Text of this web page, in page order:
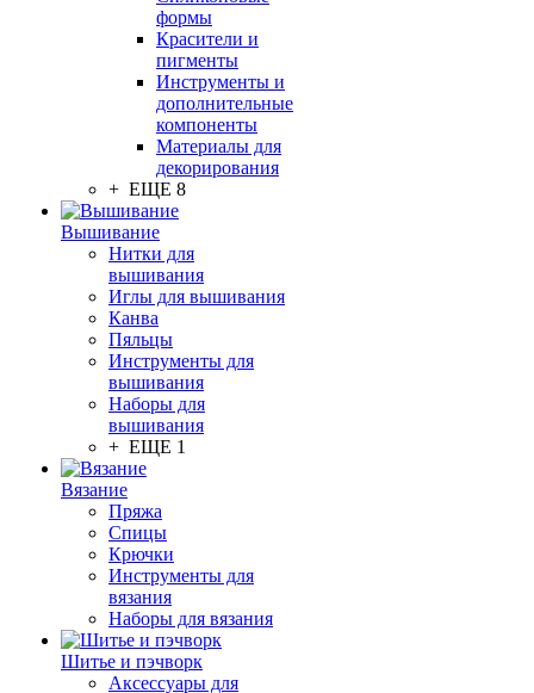
формы
Красители и
пигменты
Инструменты и
дополнительные
компоненты
Материалы для
декорирования
+ ЕЩЕ 8
Вышивание
Нитки для
вышивания
Иглы для вышивания
Канва
Пяльцы
Инструменты для
вышивания
Наборы для
вышивания
+ ЕЩЕ 1
Вязание
Пряжа
Спицы
Крючки
Инструменты для
вязания
Наборы для вязания
Шитье и пэчворк
Аксессуары для